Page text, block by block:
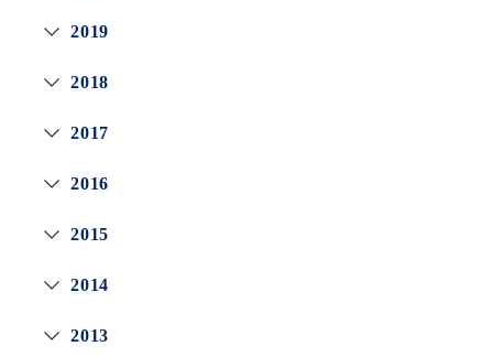
2019
2018
2017
2016
2015
2014
2013